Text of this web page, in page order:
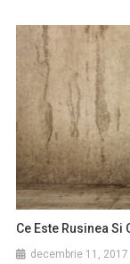
Ce Este Rusinea Si
decembrie 11, 2017